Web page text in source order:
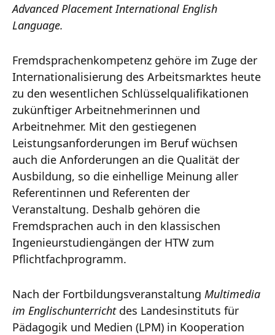
Advanced Placement International English
Language.
Fremdsprachenkompetenz gehöre im Zuge der
Internationalisierung des Arbeitsmarktes heute
zu den wesentlichen Schlüsselqualifikationen
zukünftiger Arbeitnehmerinnen und
Arbeitnehmer. Mit den gestiegenen
Leistungsanforderungen im Beruf wüchsen
auch die Anforderungen an die Qualität der
Ausbildung, so die einhellige Meinung aller
Referentinnen und Referenten der
Veranstaltung. Deshalb gehören die
Fremdsprachen auch in den klassischen
Ingenieurstudiengängen der HTW zum
Pflichtfachprogramm.
Nach der Fortbildungsveranstaltung Multimedia
im Englischunterrichtdes Landesinstituts für
Pädagogik und Medien (LPM) in Kooperation